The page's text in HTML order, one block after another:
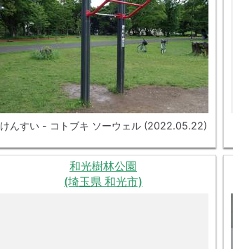
けんすい - コトブキ ソーウェル (2022.05.22)
和光樹林公園
(埼玉県 和光市)